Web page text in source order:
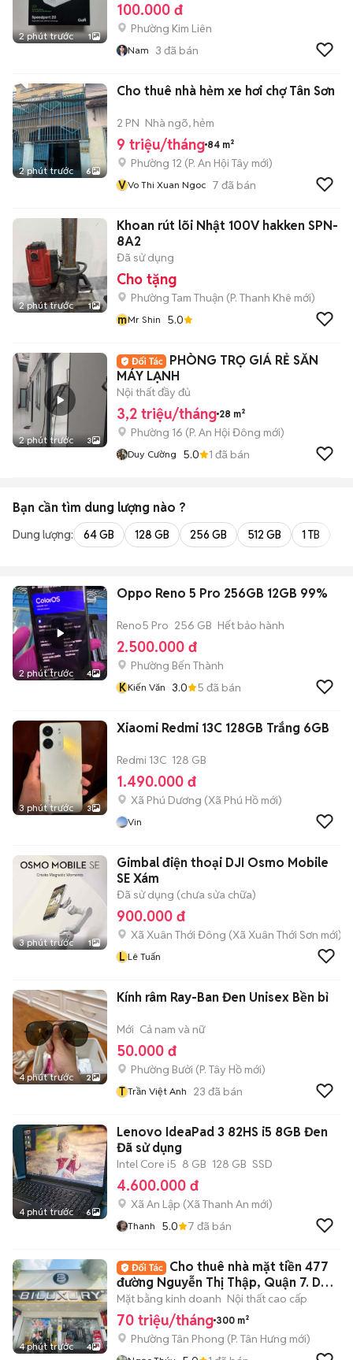
2 phút trước 1
100.000 đ
Phường Kim Liên
Nam 3 đã bán
2 phút trước 6
Cho thuê nhà hẻm xe hơi chợ Tân Sơn
2 PN Nhà ngõ, hẻm
9 triệu/tháng 84 m²
Phường 12 (P. An Hội Tây mới)
VVo Thi Xuan Ngoc 7 đã bán
2 phút trước 1
Khoan rút lõi Nhật 100V hakken SPN-
8A2
Đã sử dụng
Cho tặng
Phường Tam Thuận (P. Thanh Khê mới)
mMr Shin 5.0
2 phút trước 3
PHÒNG TRỌ GIÁ RẺ SẴN
MÁY LẠNH
Nội thất đầy đủ
3,2 triệu/tháng 28 m²
Phường 16 (P. An Hội Đông mới)
Duy Cường 5.0 1 đã bán
Bạn cần tìm dung lượng nào ?
Dung lượng: 64 GB 128 GB 256 GB 512 GB 1 TB
2 phút trước 4
Oppo Reno 5 Pro 256GB 12GB 99%
Reno5 Pro 256 GB Hết bảo hành
2.500.000 đ
Phường Bến Thành
KKiến Văn 3.0 5 đã bán
3 phút trước 3
Xiaomi Redmi 13C 128GB Trắng 6GB
Redmi 13C 128 GB
1.490.000 đ
Xã Phú Dương (Xã Phú Hồ mới)
Vin
3 phút trước 1
Gimbal điện thoại DJI Osmo Mobile
SE Xám
Đã sử dụng (chưa sửa chữa)
900.000 đ
Xã Xuân Thới Đông (Xã Xuân Thới Sơn mới)
L Lê Tuấn
4 phút trước 2
Kính râm Ray-Ban Đen Unisex Bền bỉ
Mới Cả nam và nữ
50.000 đ
Phường Bưởi (P. Tây Hồ mới)
T Trần Việt Anh 23 đã bán
4 phút trước 6
Lenovo IdeaPad 3 82HS i5 8GB Đen
Đã sử dụng
Intel Core i5 8 GB 128 GB SSD
4.600.000 đ
Xã An Lập (Xã Thanh An mới)
Thanh 5.0 7 đã bán
4 phút trước 4
Cho thuê nhà mặt tiền 477
đường Nguyễn Thị Thập, Quận 7. DT:
10x30m
Mặt bằng kinh doanh Nội thất cao cấp
70 triệu/tháng 300 m²
Phường Tân Phong (P. Tân Hưng mới)